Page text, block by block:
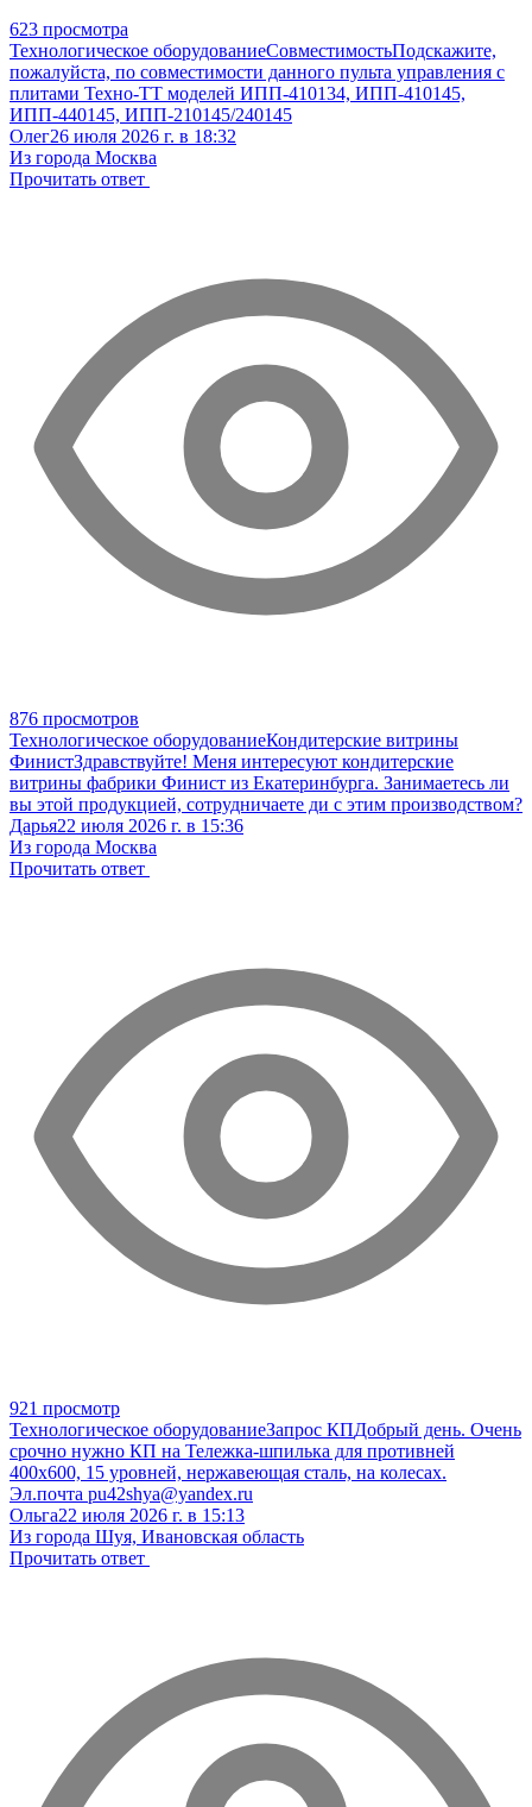
623 просмотра
Технологическое оборудованиеСовместимостьПодскажите,
пожалуйста, по совместимости данного пульта управления с
плитами Техно-ТТ моделей ИПП-410134, ИПП-410145,
ИПП-440145, ИПП-210145/240145
Олег26 июля 2026 г. в 18:32
Из города Москва
Прочитать ответ
876 просмотров
Технологическое оборудованиеКондитерские витрины
ФинистЗдравствуйте! Меня интересуют кондитерские
витрины фабрики Финист из Екатеринбурга. Занимаетесь ли
вы этой продукцией, сотрудничаете ди с этим производством?
Дарья22 июля 2026 г. в 15:36
Из города Москва
Прочитать ответ
921 просмотр
Технологическое оборудованиеЗапрос КПДобрый день. Очень
срочно нужно КП на Тележка-шпилька для противней
400х600, 15 уровней, нержавеющая сталь, на колесах.
Эл.почта pu42shya@yandex.ru
Ольга22 июля 2026 г. в 15:13
Из города Шуя, Ивановская область
Прочитать ответ